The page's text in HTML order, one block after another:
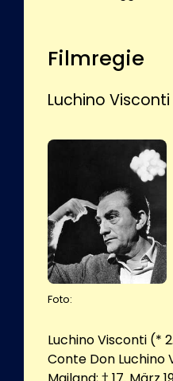
Filmregie
Luchino Visconti
Foto:
Luchino Visconti (*
Conte Don Luchino